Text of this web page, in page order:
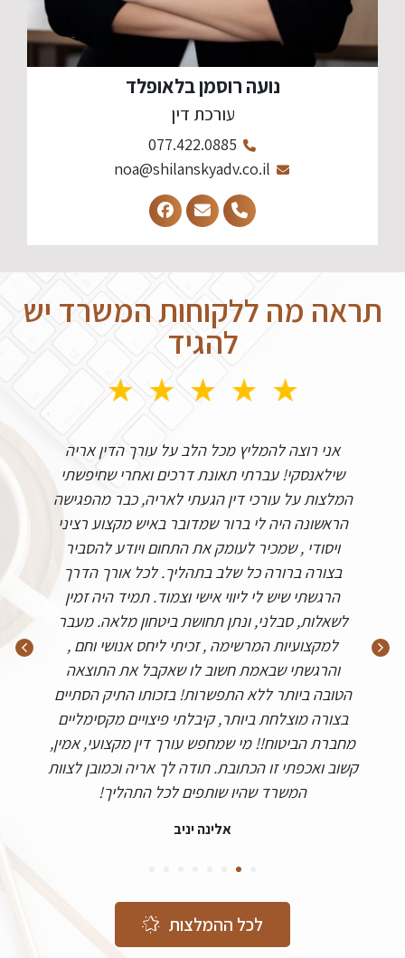
נועה רוסמן בלאופלד
עורכת דין
077.422.0885
noa@shilanskyadv.co.il
תראה מה ללקוחות המשרד יש
להגיד
אני רוצה להמליץ מכל הלב על עורך הדין אריה
שילאנסקי! עברתי תאונת דרכים ואחרי שחיפשתי
המלצות על עורכי דין הגעתי לאריה, כבר מהפגישה
הראשונה היה לי ברור שמדובר באיש מקצוע רציני
ויסודי , שמכיר לעומק את התחום ויודע להסביר
בצורה ברורה כל שלב בתהליך. לכל אורך הדרך
הרגשתי שיש לי ליווי אישי וצמוד. תמיד היה זמין
לשאלות, סבלני, ונתן תחושת ביטחון מלאה. מעבר
למקצועיות המרשימה , זכיתי ליחס אנושי וחם ,
והרגשתי שבאמת חשוב לו שאקבל את התוצאה
הטובה ביותר ללא התפשרות! בזכותו התיק הסתיים
בצורה מוצלחת ביותר, קיבלתי פיצויים מקסימליים
מחברת הביטוח!! מי שמחפש עורך דין מקצועי, אמין,
קשוב ואכפתי זו הכתובת. תודה לך אריה וכמובן לצוות
המשרד שהיו שותפים לכל התהליך!
אלינה יניב
לכל ההמלצות